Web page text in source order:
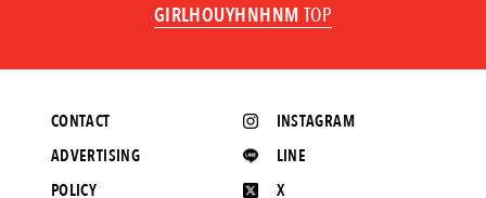
GIRLHOUYHNHNM TOP
INSTAGRAM
LINE
X
CONTACT
ADVERTISING
POLICY